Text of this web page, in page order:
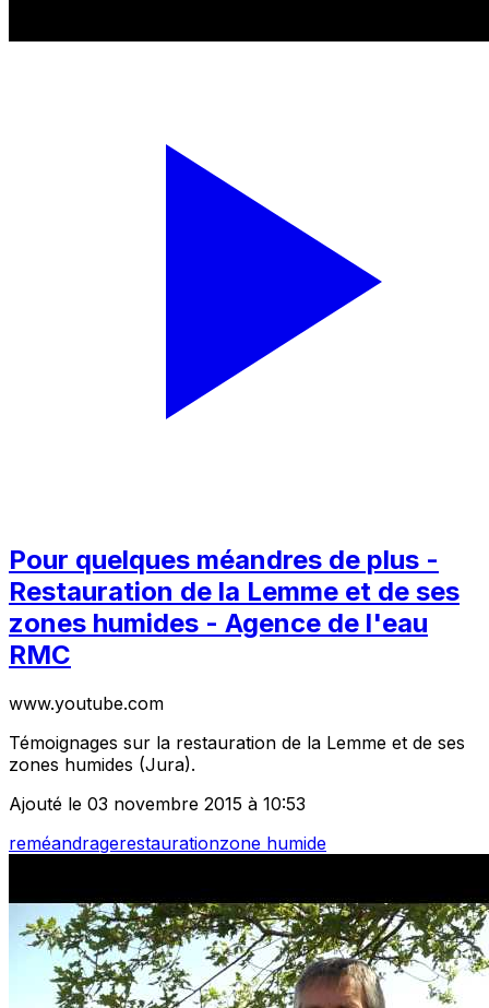
Pour quelques méandres de plus -
Restauration de la Lemme et de ses
zones humides - Agence de l'eau
RMC
www.youtube.com
Témoignages sur la restauration de la Lemme et de ses
zones humides (Jura).
Ajouté le 03 novembre 2015 à 10:53
reméandragerestaurationzone humide